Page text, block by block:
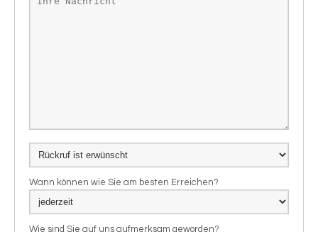
Wann können wie Sie am besten Erreichen?
Wie sind Sie auf uns aufmerksam geworden?